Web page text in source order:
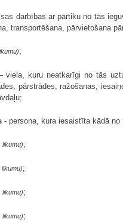
darbības ar pārtiku no tās
transportēšana, pārvietošana
likumu);
kuru neatkarīgi no tās
pārstrādes, ražošanas,
- persona, kura iesaistīta kādā
. likumu);
. likumu);
. likumu);
. likumu);